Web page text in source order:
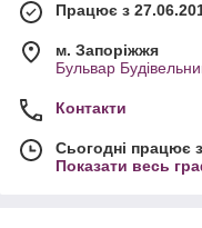
Працює з
м. Запоріжжя
Бульвар
Контакти
Сьогодні працює
Показати весь